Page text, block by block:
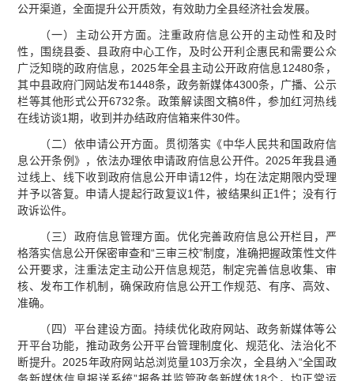
公开渠道，全面提升公开质效，有效助力全县经济社会发展。
（一）主动公开方面。注重政府信息公开的主动性和及时
性，围绕县委、县政府中心工作，及时公开利企惠民和需要公众
广泛知晓的政府信息，2025年全县主动公开政府信息12480条，
其中县政府门网站发布1448条，政务新媒体4300条，广播、公示
栏等其他形式公开6732条。政策解读图文稿8件，参加红河热线
在线访谈1期，收到并办结政府信箱来件30件。
（二）依申请公开方面。贯彻落实《中华人民共和国政府信
息公开条例》，依法办理依申请政府信息公开件。2025年我县通
过线上、线下收到政府信息公开申请12件，均在法定期限内受理
并予以答复。申请人提起行政复议1件，被结果纠正1件；没有行
政诉讼件。
（三）政府信息管理方面。优化完善政府信息公开栏目，严
格落实信息公开保密审查和“三审三校”制度，准确把握政策性文件
公开要求，注重法定主动公开信息规范，制定完善信息收集、审
核、发布工作机制，确保政府信息公开工作规范、有序、高效、
准确。
（四）平台建设方面。持续优化政府网站、政务新媒体等公
开平台功能，推动政务公开平台管理制度化、规范化、法治化不
断提升。2025年政府网站总浏览量103万余次，全县纳入“全国政